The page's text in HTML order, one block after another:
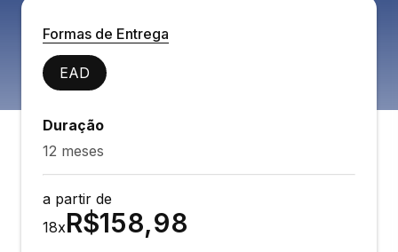
Formas de Entrega
EAD
Duração
12 meses
a partir de
18xR$158,98